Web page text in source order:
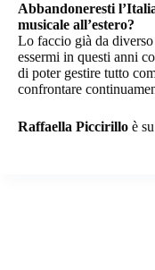
Abbandoneresti
musicale all’estero?
Lo faccio già da
essermi in questi anni
di poter gestire tutto
confrontare
Raffaella Piccirillo è su